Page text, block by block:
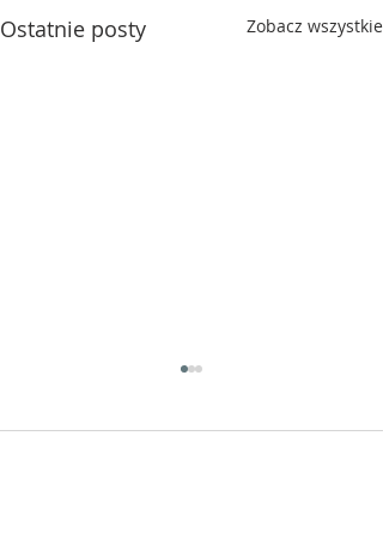
Ostatnie posty Zobacz wszystkie